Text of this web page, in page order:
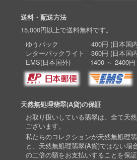
送料・配送方法
15,000円以上で送料無料です。
ゆうパック 400円 (日本国内
レターパックライト 360円 (日本国
EMS(日本国外) 1400 ～ 2400円
天然無処理翡翠(A貨)の保証
お取り扱いしている翡翠は、全て天
ございます。
私たちのコレクションが天然無処理
と、天然無処理翡翠(A貨)ではない場
の二倍の額をお支払いすることを保証